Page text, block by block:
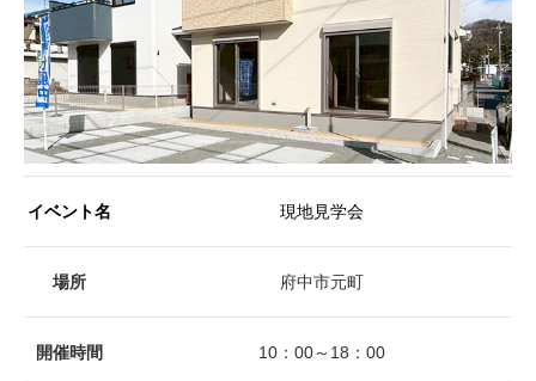
イベント名 現地見学会
場所 府中市元町
開催時間 10：00～18：00